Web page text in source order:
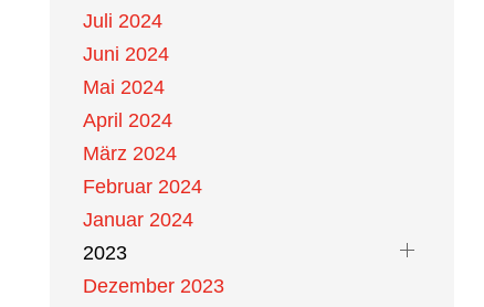
Juli 2024
Juni 2024
Mai 2024
April 2024
März 2024
Februar 2024
Januar 2024
2023
Dezember 2023